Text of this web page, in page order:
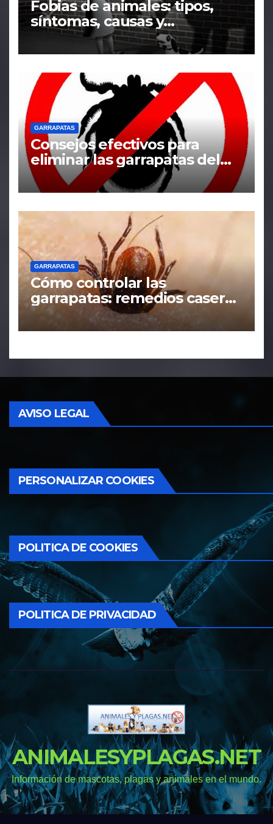
Fobias de animales: tipos,
síntomas, causas y
tratamiento
GARRAPATAS
Consejos efectivos para
eliminar las garrapatas del
hogar
GARRAPATAS
Cómo controlar las
garrapatas: remedios caseros
y tácticas efectivas
AVISO LEGAL
PERSONALIZAR COOKIES
POLITICA DE COOKIES
POLITICA DE PRIVACIDAD
ANIMALESYPLAGAS.NET
Información de mascotas, plagas y animales en el mundo.